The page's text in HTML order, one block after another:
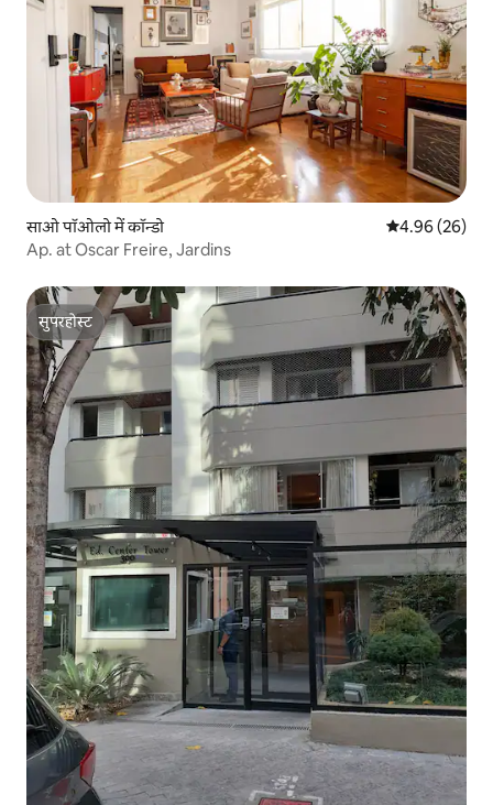
साओ पॉओलो में कॉन्डो औसत रेटिंग 5 में
4.96 (26)
Ap. at Oscar Freire, Jardins
सुपरहोस्ट
सुपरहोस्ट